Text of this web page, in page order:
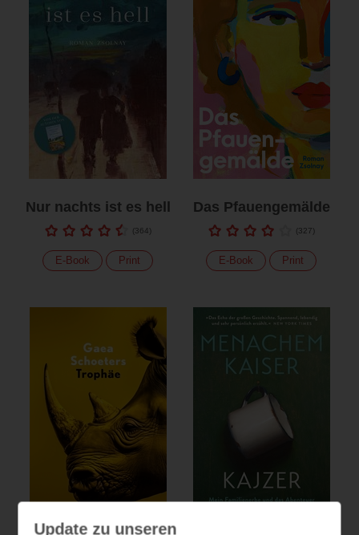
Nur nachts ist es hell
(364)
E-Book Print
Das Pfauengemälde
(327)
E-Book Print
Update zu unseren